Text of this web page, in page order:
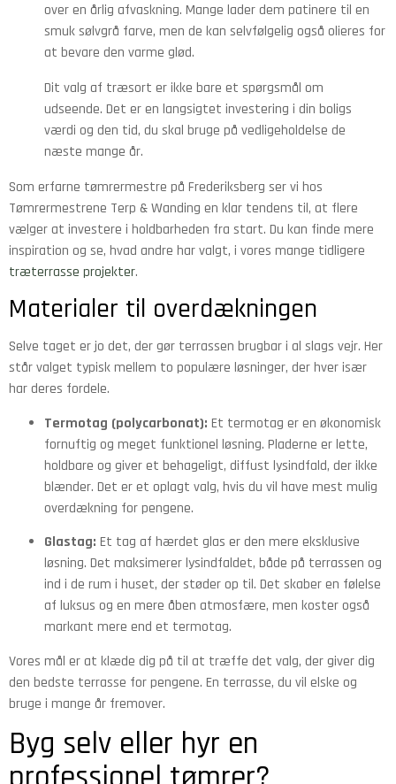
over en årlig afvaskning. Mange lader dem patinere til en
smuk sølvgrå farve, men de kan selvfølgelig også olieres for
at bevare den varme glød.
Dit valg af træsort er ikke bare et spørgsmål om
udseende. Det er en langsigtet investering i din boligs
værdi og den tid, du skal bruge på vedligeholdelse de
næste mange år.
Som erfarne tømrermestre på Frederiksberg ser vi hos
Tømrermestrene Terp & Wanding en klar tendens til, at flere
vælger at investere i holdbarheden fra start. Du kan finde mere
inspiration og se, hvad andre har valgt, i vores mange tidligere
træterrasse projekter.
Materialer til overdækningen
Selve taget er jo det, der gør terrassen brugbar i al slags vejr. Her
står valget typisk mellem to populære løsninger, der hver især
har deres fordele.
Termotag (polycarbonat): Et termotag er en økonomisk
fornuftig og meget funktionel løsning. Pladerne er lette,
holdbare og giver et behageligt, diffust lysindfald, der ikke
blænder. Det er et oplagt valg, hvis du vil have mest mulig
overdækning for pengene.
Glastag: Et tag af hærdet glas er den mere eksklusive
løsning. Det maksimerer lysindfaldet, både på terrassen og
ind i de rum i huset, der støder op til. Det skaber en følelse
af luksus og en mere åben atmosfære, men koster også
markant mere end et termotag.
Vores mål er at klæde dig på til at træffe det valg, der giver dig
den bedste terrasse for pengene. En terrasse, du vil elske og
bruge i mange år fremover.
Byg selv eller hyr en